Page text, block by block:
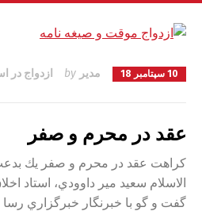
10 سپتامبر 18 مدیر ازدواج در
عقد در محرم و صفر
كراهت عقد در محرم و صفر يك
الاسلام سعيد مير داوودي، استاد
گفت و گو با خبرنگار خبرگزاري رسا